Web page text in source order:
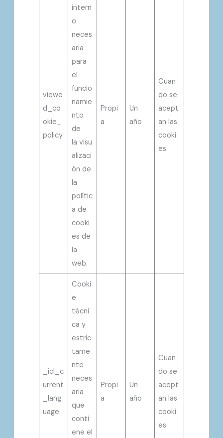
viewe
d_co
okie_
policy
intern
o
neces
aria
para
el
funcio
namie
nto
de
la visu
alizaci
ón de
la
polític
a de
cooki
es de
la
web.
Propi
a
Un
año
Cuan
do se
acept
an las
cooki
es
_icl_c
urrent
_lang
uage
Cooki
e
técni
ca y
estric
tame
nte
neces
aria
que
conti
ene el
Propi
a
Un
año
Cuan
do se
acept
an las
cooki
es